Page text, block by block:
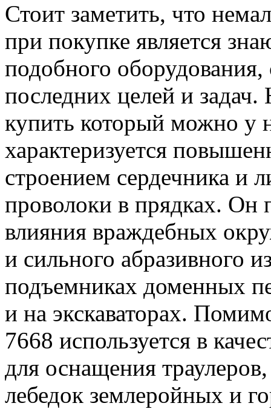
Стоит заметить, что
при покупке является
подобного
последних целей и задач.
купить который можно у
характеризуется
строением сердечника и
проволоки в прядках. Он
влияния враждебных
и сильного абразивного
подъемниках доменных
и на экскаваторах.
7668 используется в
для оснащения
лебедок землеройных и